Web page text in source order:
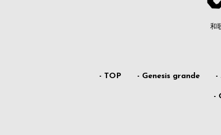
和
- TOP - Genesis grande -
-